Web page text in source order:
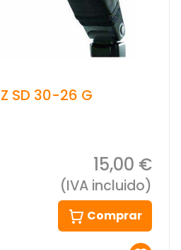
SD 30-26 G
15,00 €
(IVA incluido)
Comprar